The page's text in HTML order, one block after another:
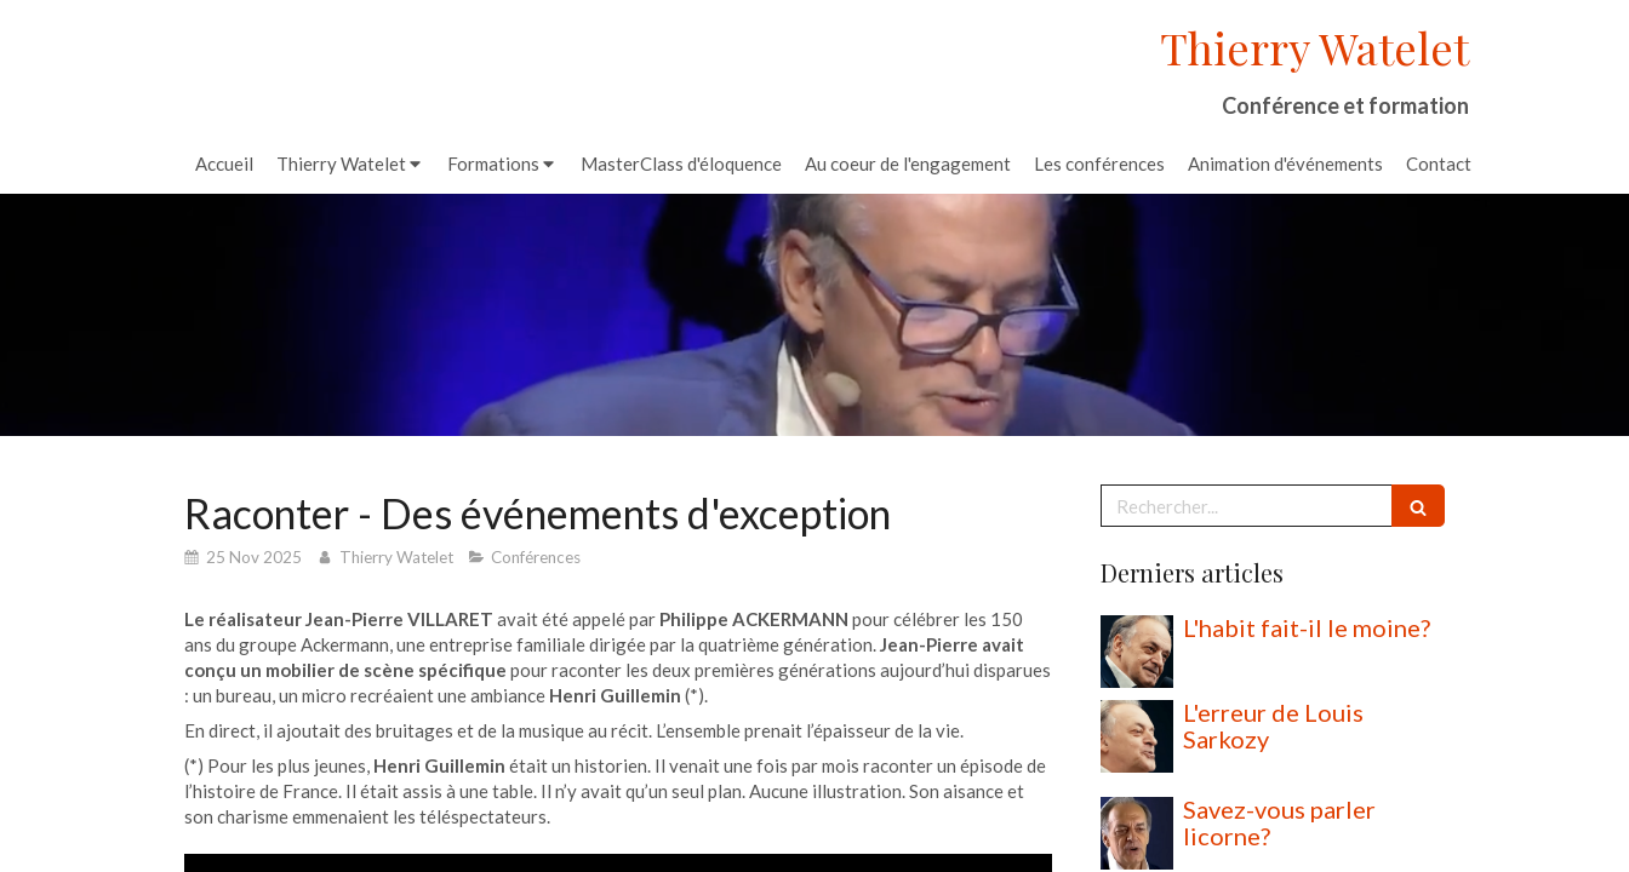
Thierry Watelet
Conférence et formation
Accueil Thierry Watelet Formations MasterClass d'éloquence Au coeur de l'engagement Les conférences Animation d'événements Contact
Raconter - Des événements d'exception
25 Nov 2025 Thierry Watelet Conférences
Le réalisateur Jean-Pierre VILLARET avait été appelé par Philippe ACKERMANN pour célébrer les 150
ans du groupe Ackermann, une entreprise familiale dirigée par la quatrième génération.Jean-Pierre avait
conçu un mobilier de scène spécifique pour raconter les deux premières générations aujourd’hui disparues
: un bureau, un micro recréaient une ambiance Henri Guillemin (*).
En direct, il ajoutait des bruitages et de la musique au récit. L’ensemble prenait l’épaisseur de la vie.
(*) Pour les plus jeunes, Henri Guillemin était un historien. Il venait une fois par mois raconter un épisode de
l’histoire de France. Il était assis à une table. Il n’y avait qu’un seul plan. Aucune illustration. Son aisance et
son charisme emmenaient les téléspectateurs.
Rechercher
Derniers articles
L'habit fait-il le moine?
L'erreur de Louis
Sarkozy
Savez-vous parler
licorne?